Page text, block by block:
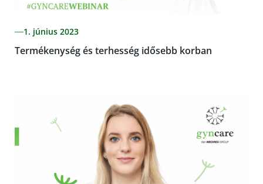
1. június 2023
Termékenység és terhesség idősebb korban